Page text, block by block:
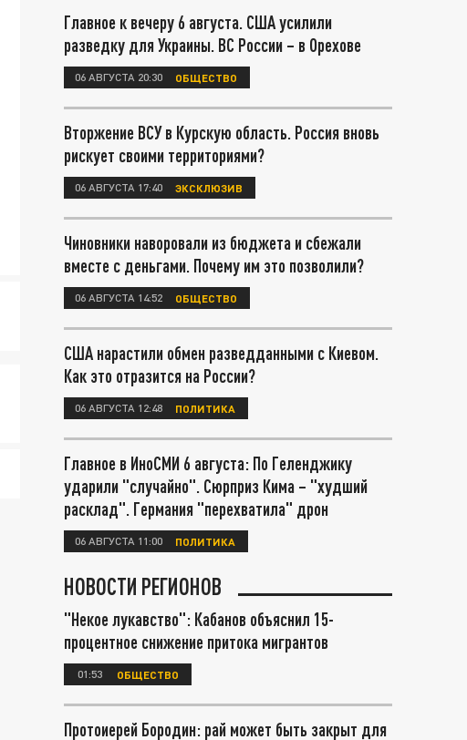
Главное к вечеру 6 августа. США усилили
разведку для Украины. ВС России – в Орехове
06 АВГУСТА 20:30 ОБЩЕСТВО
Вторжение ВСУ в Курскую область. Россия вновь
рискует своими территориями?
06 АВГУСТА 17:40 ЭКСКЛЮЗИВ
Чиновники наворовали из бюджета и сбежали
вместе с деньгами. Почему им это позволили?
06 АВГУСТА 14:52 ОБЩЕСТВО
США нарастили обмен разведданными с Киевом.
Как это отразится на России?
06 АВГУСТА 12:48 ПОЛИТИКА
Главное в ИноСМИ 6 августа: По Геленджику
ударили "случайно". Сюрприз Кима – "худший
расклад". Германия "перехватила" дрон
06 АВГУСТА 11:00 ПОЛИТИКА
НОВОСТИ РЕГИОНОВ
"Некое лукавство": Кабанов объяснил 15-
процентное снижение притока мигрантов
01:53 ОБЩЕСТВО
Протоиерей Бородин: рай может быть закрыт для